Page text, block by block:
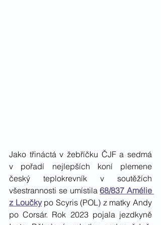
Jako třináctá v žebříčku ČJF a sedmá
v pořadí nejlepších koní plemene
český teplokrevník v soutěžích
všestrannosti se umístila 68/837 Amélie
z Loučky po Scyris (POL) z matky Andy
po Corsár. Rok 2023 pojala jezdkyně